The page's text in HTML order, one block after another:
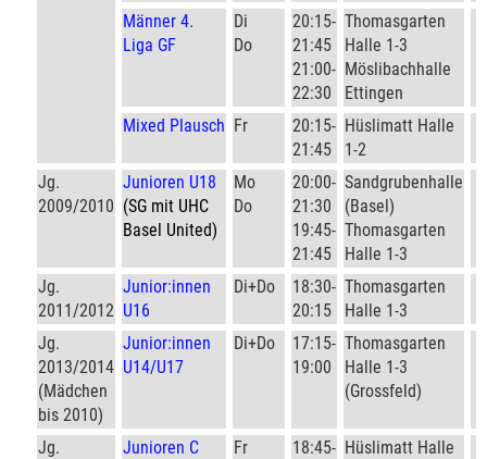
Männer 4.
Liga GF
Di
Do
20:15-
21:45
21:00-
22:30
Thomasgarten
Halle 1-3
Möslibachhalle
Ettingen
Mixed Plausch Fr
20:15-
21:45
Hüslimatt Halle
1-2
Jg.
2009/2010
Junioren U18
(SG mit UHC
Basel United)
Mo
Do
20:00-
21:30
19:45-
21:45
Sandgrubenhalle
(Basel)
Thomasgarten
Halle 1-3
Jg.
2011/2012
Junior:innen
U16
Di+Do
18:30-
20:15
Thomasgarten
Halle 1-3
Jg.
2013/2014
(Mädchen
bis 2010)
Junior:innen
U14/U17
Di+Do
17:15-
19:00
Thomasgarten
Halle 1-3
(Grossfeld)
Jg. Junioren C Fr 18:45- Hüslimatt Halle